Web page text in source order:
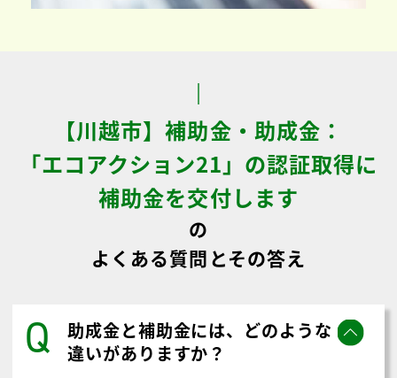
【川越市】補助金・助成金：
「エコアクション21」の認証取得に
補助金を交付します
の
よくある質問とその答え
Q
助成金と補助金には、どのような
違いがありますか？